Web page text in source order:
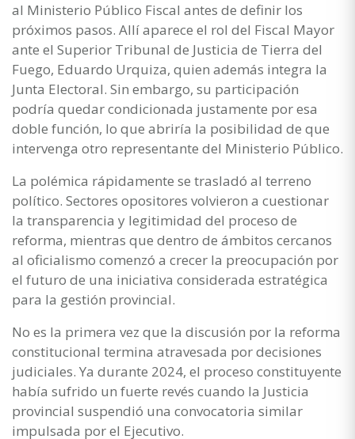
al Ministerio Público Fiscal antes de definir los
próximos pasos. Allí aparece el rol del Fiscal Mayor
ante el Superior Tribunal de Justicia de Tierra del
Fuego, Eduardo Urquiza, quien además integra la
Junta Electoral. Sin embargo, su participación
podría quedar condicionada justamente por esa
doble función, lo que abriría la posibilidad de que
intervenga otro representante del Ministerio Público.
La polémica rápidamente se trasladó al terreno
político. Sectores opositores volvieron a cuestionar
la transparencia y legitimidad del proceso de
reforma, mientras que dentro de ámbitos cercanos
al oficialismo comenzó a crecer la preocupación por
el futuro de una iniciativa considerada estratégica
para la gestión provincial.
No es la primera vez que la discusión por la reforma
constitucional termina atravesada por decisiones
judiciales. Ya durante 2024, el proceso constituyente
había sufrido un fuerte revés cuando la Justicia
provincial suspendió una convocatoria similar
impulsada por el Ejecutivo.